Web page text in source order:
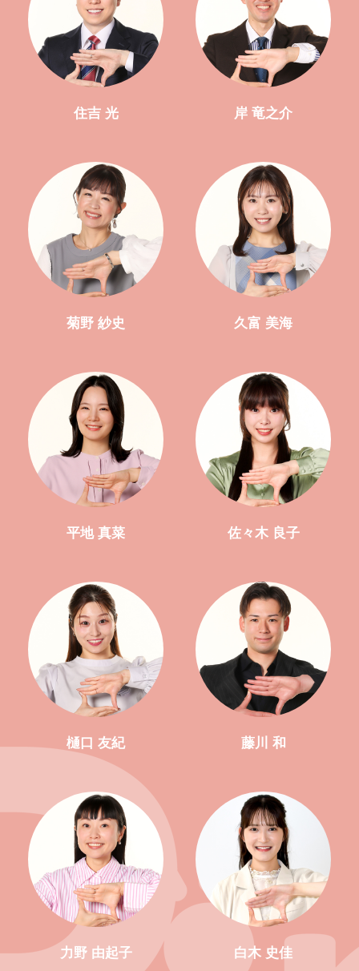
住吉 光 岸 竜之介
菊野 紗史 久富 美海
平地 真菜 佐々木 良子
樋口 友紀 藤川 和
力野 由起子 白木 史佳